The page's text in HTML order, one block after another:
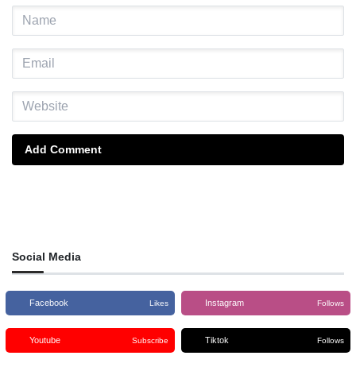
Add Comment
Social Media
Facebook Likes Instagram Follows
Youtube Subscribe Tiktok Follows